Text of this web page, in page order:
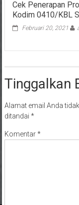
Cek Penerapan
Kodim 0410/KBL
Februari 20, 2021
Tinggalkan
Alamat email Anda
ditandai *
Komentar*